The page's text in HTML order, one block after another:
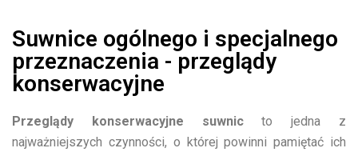
Suwnice ogólnego i specjalnego
przeznaczenia - przeglądy
konserwacyjne
Przeglądy konserwacyjne suwnicto jedna z
najważniejszych czynności, o której powinni pamiętać ich